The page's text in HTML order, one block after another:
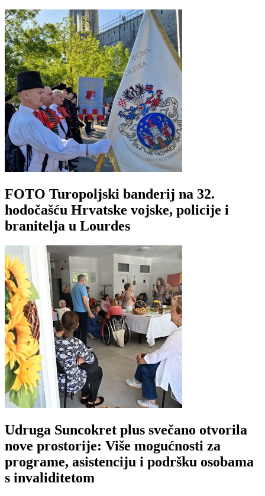
FOTO Turopoljski banderij na 32.
hodočašću Hrvatske vojske, policije i
branitelja u Lourdes
Udruga Suncokret plus svečano otvorila
nove prostorije: Više mogućnosti za
programe, asistenciju i podršku osobama
s invaliditetom